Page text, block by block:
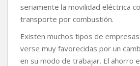
seriamente la movilidad eléctrica
transporte por combustión.
Existen muchos tipos de
verse muy favorecidas por un
en su modo de trabajar. El ahorro